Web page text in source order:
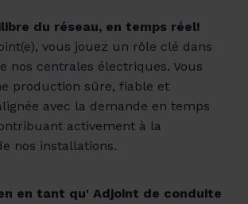
du réseau, en temps réel!
vous jouez un rôle clé dans
nos centrales électriques. Vous
production sûre, fiable et
avec la demande en temps
activement à la
nos installations.
en tant qu' Adjoint de conduite